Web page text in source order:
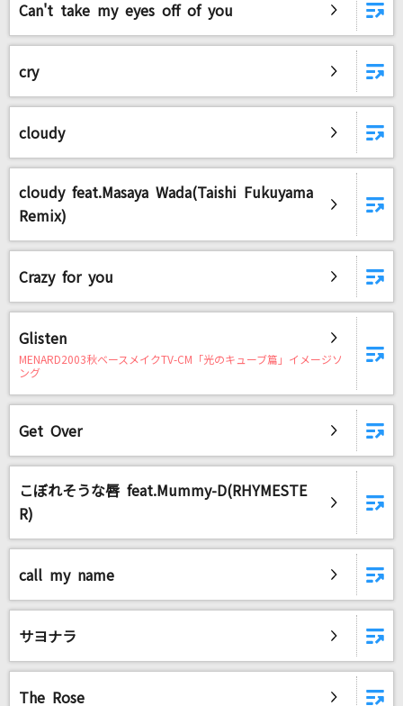
家族や友達と一緒に！練習にも！
Can't take my eyes off of you
cry
cloudy
cloudy feat.Masaya Wada(Taishi Fukuyama
Remix)
Crazy for you
Glisten
MENARD2003秋ベースメイクTV-CM「光のキューブ篇」イメージソ
ング
Get Over
こぼれそうな唇 feat.Mummy-D(RHYMESTE
R)
call my name
サヨナラ
The Rose